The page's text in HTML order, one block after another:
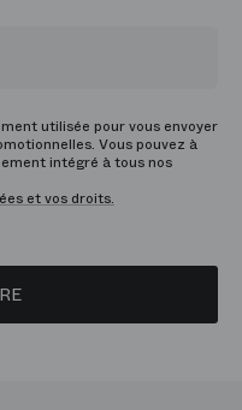
utilisée pour vous envoyer
Vous pouvez à
intégré à tous nos
et vos droits.